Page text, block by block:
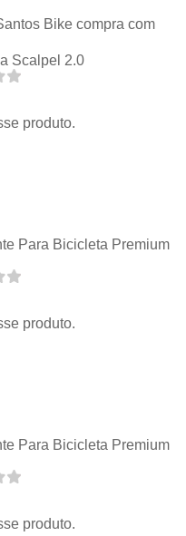
Bike compra com
Scalpel 2.0
produto.
Para Bicicleta Premium
produto.
Para Bicicleta Premium
produto.